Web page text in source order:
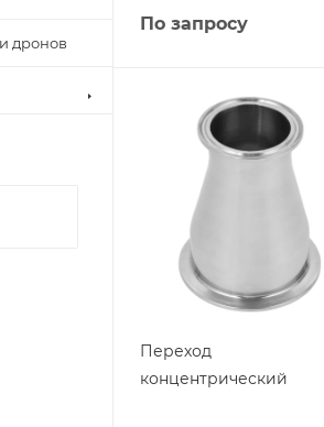
По запросу
Переход
концентрический
дронов